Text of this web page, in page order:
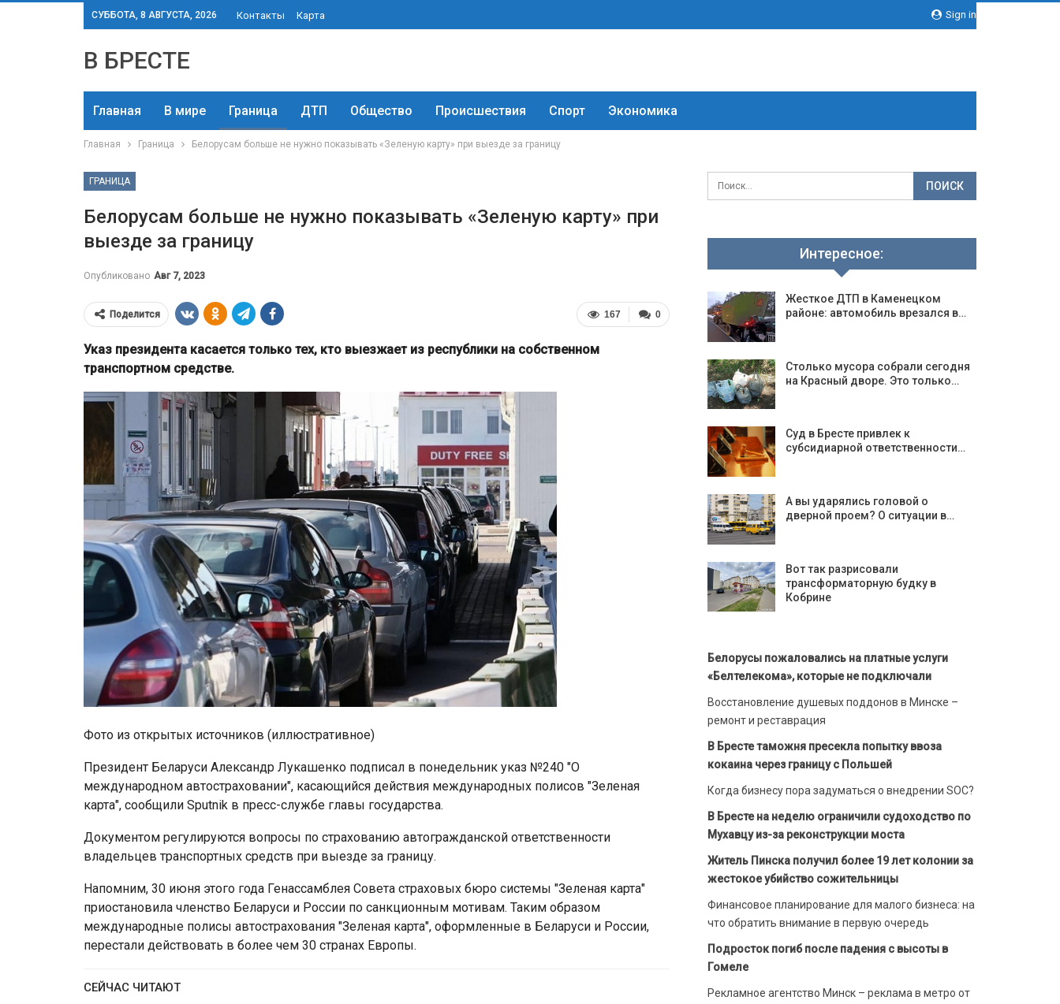
Sign in
СУББОТА, 8 АВГУСТА, 2026 Контакты Карта
В БРЕСТЕ
Главная В мире Граница ДТП Общество Происшествия Спорт Экономика
Главная Граница Белорусам больше не нужно показывать «Зеленую карту» при выезде за границу
ГРАНИЦА
Белорусам больше не нужно показывать «Зеленую карту» при
выезде за границу
Опубликовано Авг 7, 2023
0
167
Поделится
Указ президента касается только тех, кто выезжает из республики на собственном
транспортном средстве.
Фото из открытых источников (иллюстративное)
Президент Беларуси Александр Лукашенко подписал в понедельник указ №240 "О
международном автостраховании", касающийся действия международных полисов "Зеленая
карта", сообщили Sputnik в пресс-службе главы государства.
Документом регулируются вопросы по страхованию автогражданской ответственности
владельцев транспортных средств при выезде за границу.
Напомним, 30 июня этого года Генассамблея Совета страховых бюро системы "Зеленая карта"
приостановила членство Беларуси и России по санкционным мотивам. Таким образом
международные полисы автострахования "Зеленая карта", оформленные в Беларуси и России,
перестали действовать в более чем 30 странах Европы.
СЕЙЧАС ЧИТАЮТ
Интересное:
Жесткое ДТП в Каменецком
районе: автомобиль врезался в…
Столько мусора собрали сегодня
на Красный дворе. Это только…
Суд в Бресте привлек к
субсидиарной ответственности…
А вы ударялись головой о
дверной проем? О ситуации в…
Вот так разрисовали
трансформаторную будку в
Кобрине
Белорусы пожаловались на платные услуги
«Белтелекома», которые не подключали
Восстановление душевых поддонов в Минске –
ремонт и реставрация
В Бресте таможня пресекла попытку ввоза
кокаина через границу с Польшей
Когда бизнесу пора задуматься о внедрении SOC?
В Бресте на неделю ограничили судоходство по
Мухавцу из-за реконструкции моста
Житель Пинска получил более 19 лет колонии за
жестокое убийство сожительницы
Финансовое планирование для малого бизнеса: на
что обратить внимание в первую очередь
Подросток погиб после падения с высоты в
Гомеле
Рекламное агентство Минск – реклама в метро от